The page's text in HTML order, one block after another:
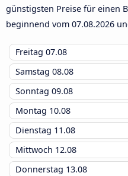
günstigsten Preise für einen
beginnend vom 07.08.2026
Freitag 07.08
Samstag 08.08
Sonntag 09.08
Montag 10.08
Dienstag 11.08
Mittwoch 12.08
Donnerstag 13.08